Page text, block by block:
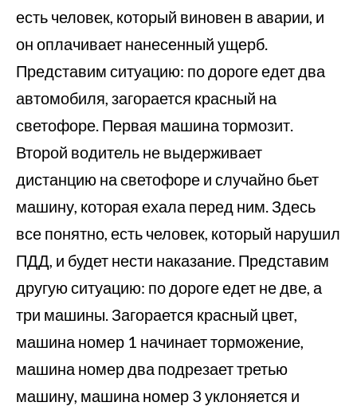
есть человек, который виновен в аварии, и
он оплачивает нанесенный ущерб.
Представим ситуацию: по дороге едет два
автомобиля, загорается красный на
светофоре. Первая машина тормозит.
Второй водитель не выдерживает
дистанцию на светофоре и случайно бьет
машину, которая ехала перед ним. Здесь
все понятно, есть человек, который нарушил
ПДД, и будет нести наказание. Представим
другую ситуацию: по дороге едет не две, а
три машины. Загорается красный цвет,
машина номер 1 начинает торможение,
машина номер два подрезает третью
машину, машина номер 3 уклоняется и